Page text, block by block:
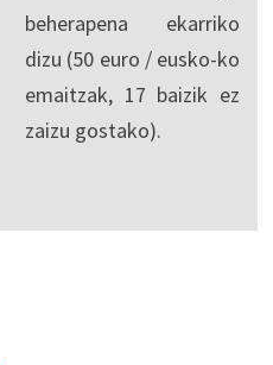
beherapena ekarriko
dizu (50 euro / eusko-ko
emaitzak, 17 baizik ez
zaizu gostako).